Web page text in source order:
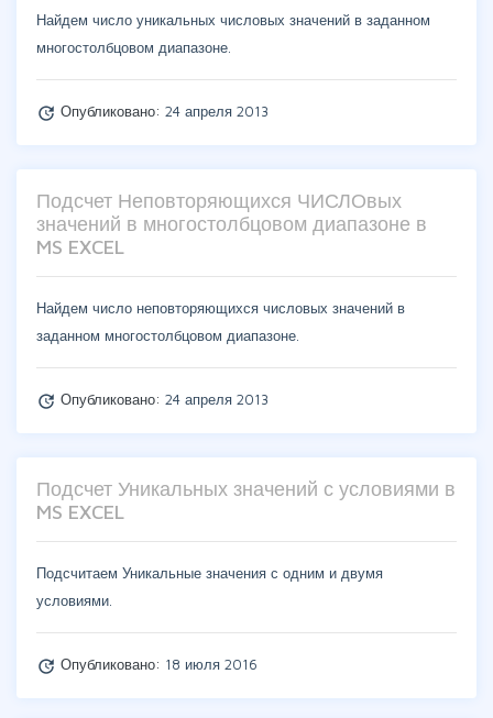
Найдем число уникальных числовых значений в заданном
многостолбцовом диапазоне.
update Опубликовано: 24 апреля 2013
Подсчет Неповторяющихся ЧИСЛОвых
значений в многостолбцовом диапазоне в
MS EXCEL
Найдем число неповторяющихся числовых значений в
заданном многостолбцовом диапазоне.
update Опубликовано: 24 апреля 2013
Подсчет Уникальных значений с условиями в
MS EXCEL
Подсчитаем Уникальные значения с одним и двумя
условиями.
update Опубликовано: 18 июля 2016